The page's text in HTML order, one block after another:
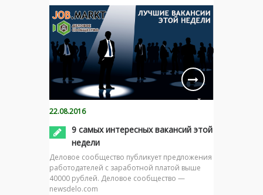
22.08.2016
9 самых интересных вакансий этой
недели
Деловое сообщество публикует предложения
работодателей с заработной платой выше
40000 рублей. Деловое сообщество —
newsdelo.com